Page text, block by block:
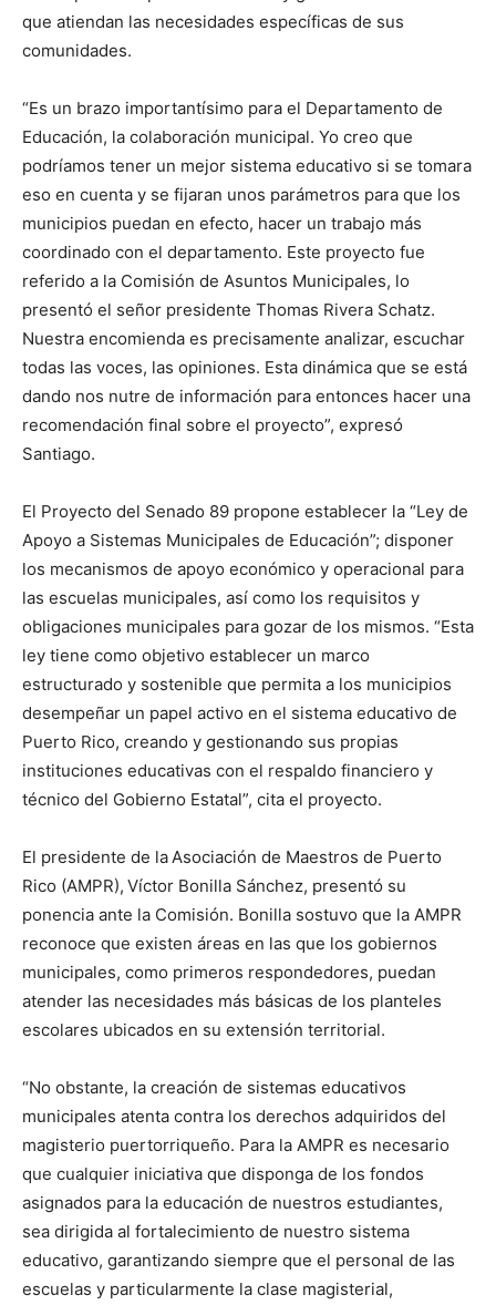
que atiendan las necesidades específicas de sus
comunidades.
“Es un brazo importantísimo para el Departamento de
Educación, la colaboración municipal. Yo creo que
podríamos tener un mejor sistema educativo si se tomara
eso en cuenta y se fijaran unos parámetros para que los
municipios puedan en efecto, hacer un trabajo más
coordinado con el departamento. Este proyecto fue
referido a la Comisión de Asuntos Municipales, lo
presentó el señor presidente Thomas Rivera Schatz.
Nuestra encomienda es precisamente analizar, escuchar
todas las voces, las opiniones. Esta dinámica que se está
dando nos nutre de información para entonces hacer una
recomendación final sobre el proyecto”, expresó
Santiago.
El Proyecto del Senado 89 propone establecer la “Ley de
Apoyo a Sistemas Municipales de Educación”; disponer
los mecanismos de apoyo económico y operacional para
las escuelas municipales, así como los requisitos y
obligaciones municipales para gozar de los mismos. “Esta
ley tiene como objetivo establecer un marco
estructurado y sostenible que permita a los municipios
desempeñar un papel activo en el sistema educativo de
Puerto Rico, creando y gestionando sus propias
instituciones educativas con el respaldo financiero y
técnico del Gobierno Estatal”, cita el proyecto.
El presidente de la Asociación de Maestros de Puerto
Rico (AMPR), Víctor Bonilla Sánchez, presentó su
ponencia ante la Comisión. Bonilla sostuvo que la AMPR
reconoce que existen áreas en las que los gobiernos
municipales, como primeros respondedores, puedan
atender las necesidades más básicas de los planteles
escolares ubicados en su extensión territorial.
“No obstante, la creación de sistemas educativos
municipales atenta contra los derechos adquiridos del
magisterio puertorriqueño. Para la AMPR es necesario
que cualquier iniciativa que disponga de los fondos
asignados para la educación de nuestros estudiantes,
sea dirigida al fortalecimiento de nuestro sistema
educativo, garantizando siempre que el personal de las
escuelas y particularmente la clase magisterial,